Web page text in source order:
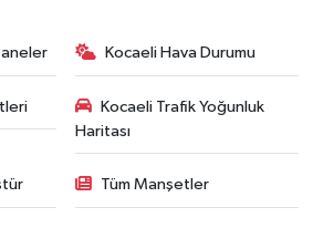
Kocaeli Hava Durumu
Kocaeli Trafik Yoğunluk
Haritası
Tüm Manşetler